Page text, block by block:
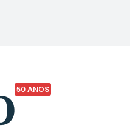
50 ANOS